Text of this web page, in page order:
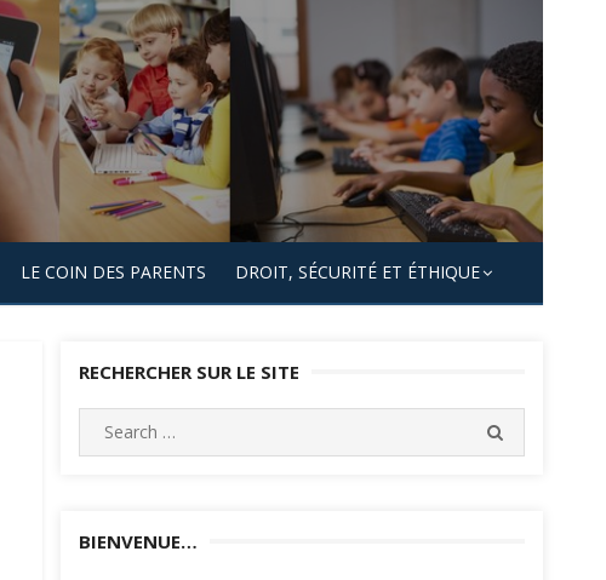
LE COIN DES PARENTS DROIT, SÉCURITÉ ET ÉTHIQUE
RECHERCHER SUR LE SITE
Search
for:
BIENVENUE…